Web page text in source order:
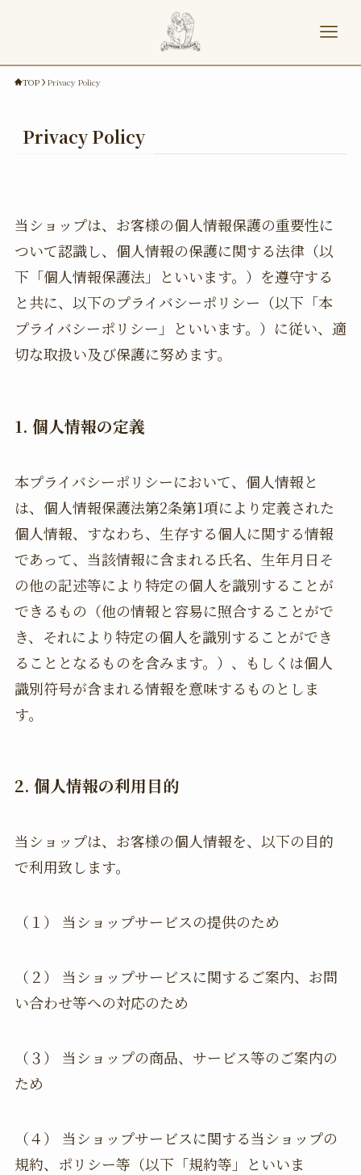
TOP Privacy Policy
Privacy Policy
当ショップは、お客様の個人情報保護の重要性に
ついて認識し、個人情報の保護に関する法律（以
下「個人情報保護法」といいます。）を遵守する
と共に、以下のプライバシーポリシー（以下「本
プライバシーポリシー」といいます。）に従い、適
切な取扱い及び保護に努めます。
1. 個人情報の定義
本プライバシーポリシーにおいて、個人情報と
は、個人情報保護法第2条第1項により定義された
個人情報、すなわち、生存する個人に関する情報
であって、当該情報に含まれる氏名、生年月日そ
の他の記述等により特定の個人を識別することが
できるもの（他の情報と容易に照合することがで
き、それにより特定の個人を識別することができ
ることとなるものを含みます。）、もしくは個人
識別符号が含まれる情報を意味するものとしま
す。
2. 個人情報の利用目的
当ショップは、お客様の個人情報を、以下の目的
で利用致します。
（１） 当ショップサービスの提供のため
（２） 当ショップサービスに関するご案内、お問
い合わせ等への対応のため
（３） 当ショップの商品、サービス等のご案内の
ため
（４） 当ショップサービスに関する当ショップの
規約、ポリシー等（以下「規約等」といいま